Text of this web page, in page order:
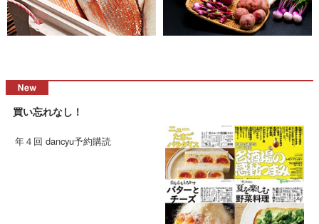
買い忘れなし！
年４回 dancyu予約購読